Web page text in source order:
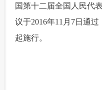
旅游 健康
国第十二届全国人民代
议于2016年11月7日通
起施行。